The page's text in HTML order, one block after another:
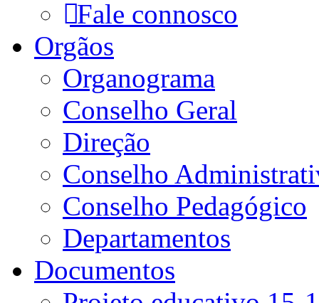
Fale connosco
Orgãos
Organograma
Conselho Geral
Direção
Conselho
Conselho Pedagógico
Departamentos
Documentos